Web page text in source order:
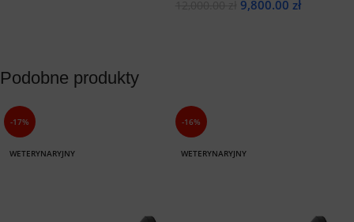
9,800.00 zł
Podobne produkty
-17%
WETERYNARYJNY
-16%
WETERYNARYJNY